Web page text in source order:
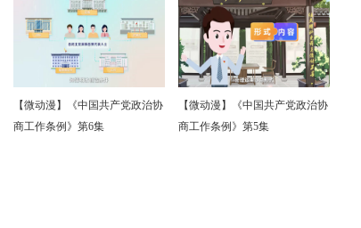
【微动漫】《中国共产党政治协
商工作条例》第6集
【微动漫】《中国共产党政治协
商工作条例》第5集